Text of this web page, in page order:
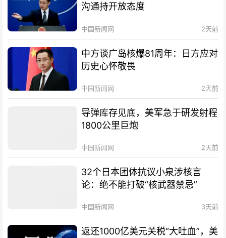
沟通持开放态度
中国新闻网 2天前
中方谈广岛核爆81周年：日方应对
历史心怀敬畏
中国新闻网 2天前
导弹库存见底，美军急于研发射程
1800公里巨炮
中国新闻网 2天前
32个日本团体抗议小泉涉核言
论：绝不能打破“核武器禁忌”
中国新闻网 3天前
返还1000亿美元关税“大吐血”，美